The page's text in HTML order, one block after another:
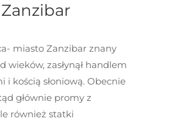
Zanzibar
miasto Zanzibar znany
wieków, zasłynął handlem
i kością słoniową. Obecnie
głównie promy z
również statki